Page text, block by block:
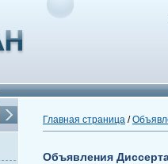
Главная страница /
Объявления